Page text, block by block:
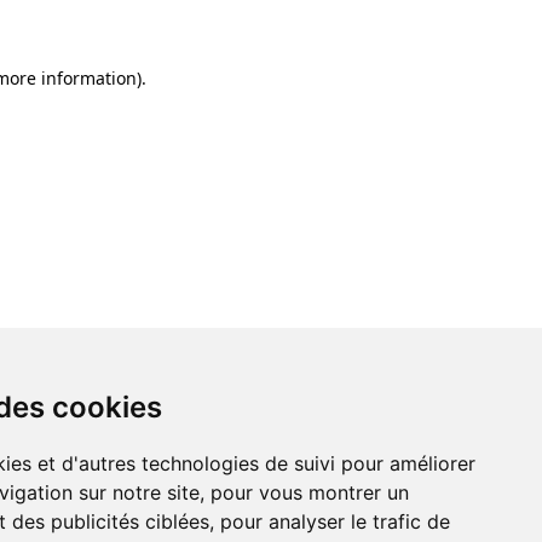
cookies
et d'autres technologies de suivi pour améliorer
sur notre site, pour vous montrer un
des publicités ciblées, pour analyser le trafic de
information).